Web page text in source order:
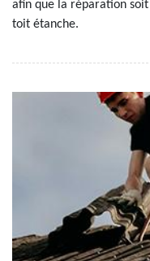
afin que la réparation
toit étanche.